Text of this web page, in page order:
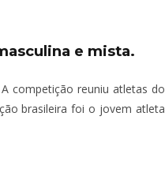
e mista.
competição reuniu atletas do
brasileira foi o jovem atleta